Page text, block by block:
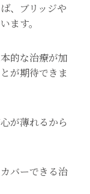
、ブリッジや
ます。
的な治療が加
が期待できま
が薄れるから
バーできる治